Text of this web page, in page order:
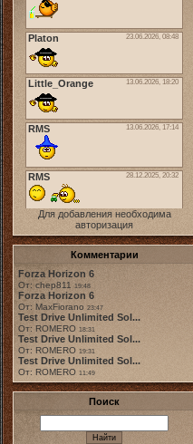
Для добавления необходима
авторизация
Комментарии
Forza Horizon 6
От: chep811 19:48
Forza Horizon 6
От: MaxFiorano 23:47
Test Drive Unlimited Sol...
От: ROMERO 18:31
Test Drive Unlimited Sol...
От: ROMERO 19:31
Test Drive Unlimited Sol...
От: ROMERO 11:49
Поиск